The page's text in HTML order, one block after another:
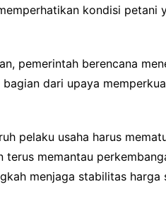
kondisi petani
pemerintah berencana
dari upaya
pelaku usaha harus
terus memantau
menjaga stabilitas